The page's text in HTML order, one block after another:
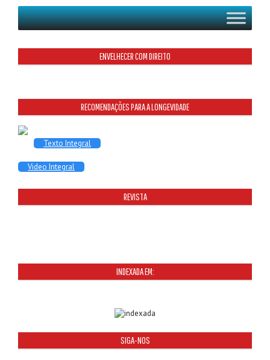
ENVELHECER COM DIREITO
RECOMENDAÇÕES PARA A LONGEVIDADE
Texto Integral
Video Integral
REVISTA
INDEXADA EM:
SIGA-NOS